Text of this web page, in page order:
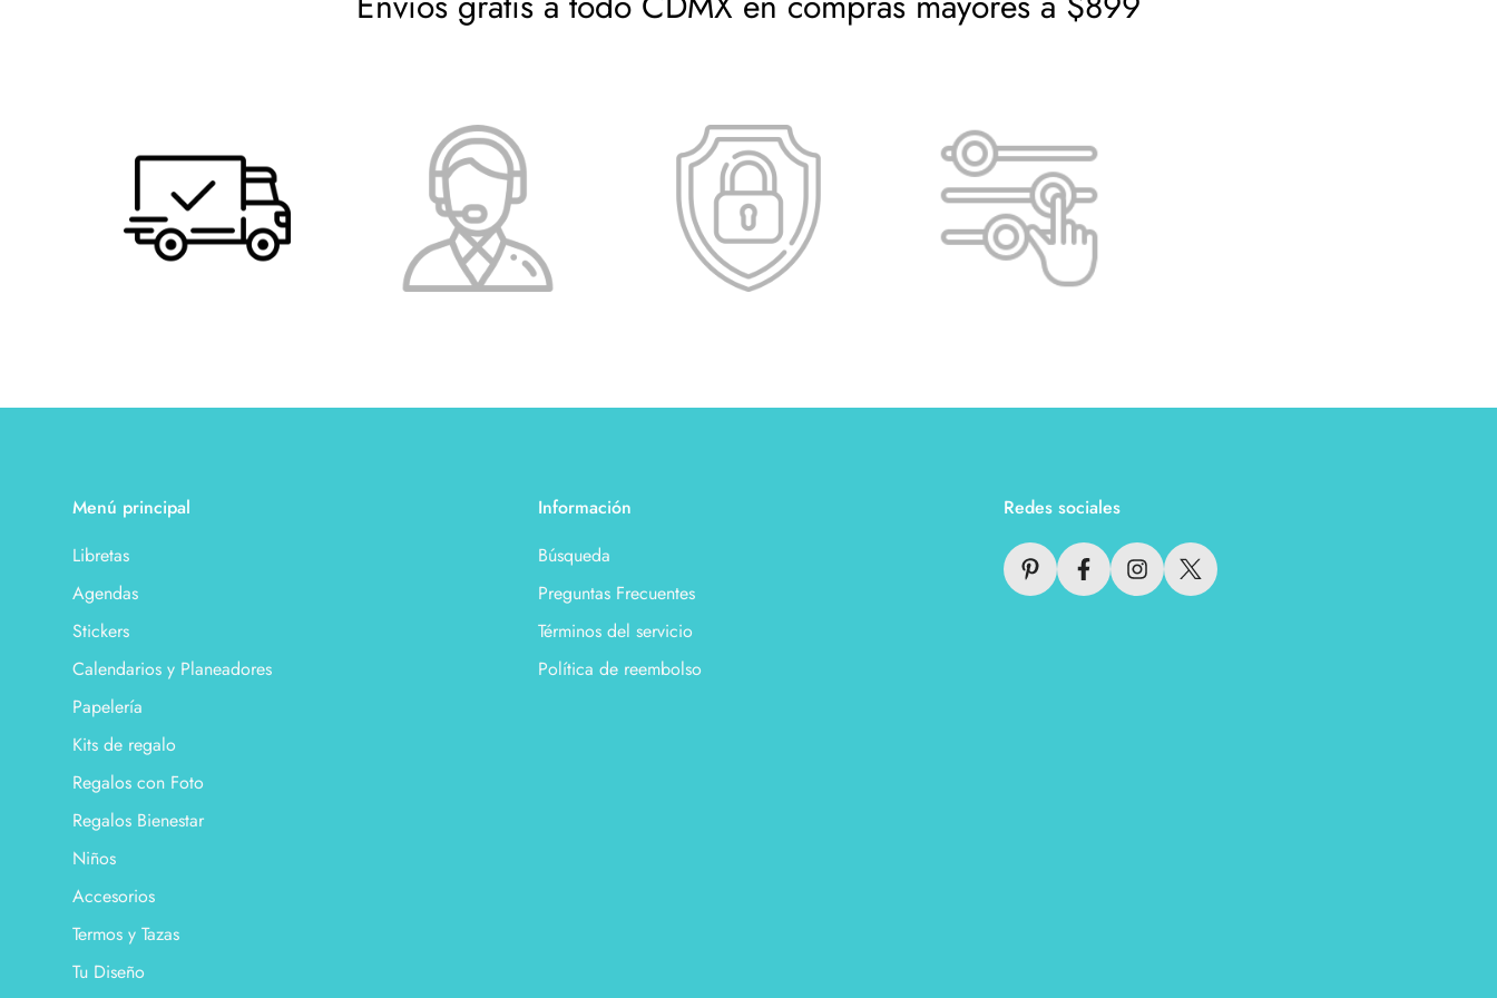
Menú principal
Libretas
Agendas
Stickers
Calendarios y Planeadores
Papelería
Kits de regalo
Regalos con Foto
Regalos Bienestar
Niños
Accesorios
Termos y Tazas
Tu Diseño
Información
Búsqueda
Preguntas Frecuentes
Términos del servicio
Política de reembolso
Redes sociales